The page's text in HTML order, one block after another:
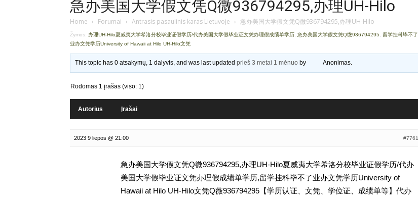
Apkasai.lt
急办美国大学假文凭Q微936794295,办理UH-Hilo
Home › Forumai › Antrasis pasaulinis karas Lietuvoje › 急办美国大学假文凭Q微936794295,办理UH-Hilo
Žymos: 办理UH-Hilo夏威夷大学希洛分校毕业证假学历/代办美国大学假毕业证文凭办理假成绩单学历 急办美国大学假文凭Q微936794295
留学挂科毕不了
业办文凭学历University of Hawaii at Hilo UH-Hilo文凭
This topic has 0 atsakymų, 1 dalyvis, and was last updatedprieš 3 metai 1 mėnuo by Anonimas.
Rodomas 1 įrašas (viso: 1)
Autorius Įrašai
2023 9 liepos @ 21:00 #7761
急办美国大学假文凭Q微936794295,办理UH-Hilo夏威夷大学希洛分校毕业证假学历/代办
美国大学假毕业证文凭办理假成绩单学历,留学挂科毕不了业办文凭学历University of
Hawaii at Hilo UH-Hilo文凭Q薇936794295【学历认证、文凭、学位证、成绩单等】代办